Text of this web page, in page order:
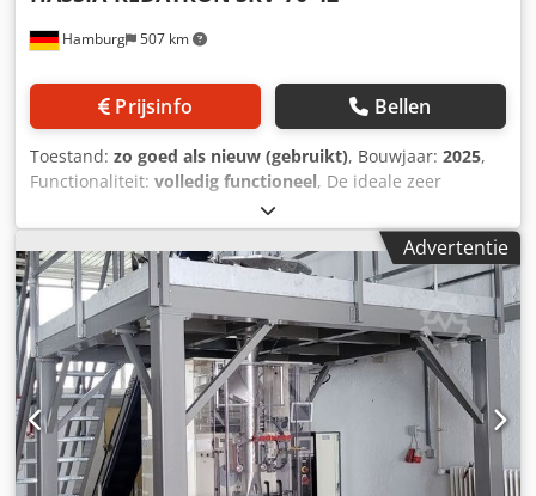
producten – ongeacht hun lengte – in één keer en zonder
transportband, waarbij het product tegelijkertijd in een
halfronde folie wordt geplaatst via een vormschouder. De
toevoerband is eenvoudig instelbaar voor verschillende
productbreedtes. Na het omwikkelen van het product met
folie, vindt het dwarslassen plaats met een continu
verwarmd lussysteem. Het langslassen wordt gerealiseerd
door een continue zijlasser. De hoogte van de
vormschouder en de lasapparatuur is handmatig
instelbaar. Het resterende foliestrip wordt op een folierol
opgevangen. Cjdpfx Apozn Up Toneha Indien gewenst
bieden wij u ook de installatie en het onderhoud aan voor
deze machine of machines van andere fabrikanten.
Tussentijdse verkoop voorbehouden. De prijs is EXW. Voor
technische gegevens geldt geen garantie.
Hamburg 507 km
Prijsinfo Bellen
Toestand: zo goed als nieuw (gebruikt), Bouwjaar: 2025,
Functionaliteit: volledig functioneel, De ideale zeer
flexibele verpakkingsmachine (volume tot 60 liter).
Topconditie en kan direct starten. Cjdex I D Tkopfx Apnsha
Impulssealen voor PE folies, op aanvraag ook heatsealen
voor OPP folies. Zakbreedtes tot 420mm (optioneel 550mm)
en zaklengtes tot 800mm. Machine is in zeer goede staat.
Bediening via touchscreen bedieningsterminal met
receptenbeheer. We helpen graag met de inbedrijfstelling
indien nodig. We kunnen ook de levering van
reserveonderdelen op lange termijn garanderen en
leveren formaatsets enz. voor alle zakvormen. (bijv.
conversie voor blokbodemzakken kan zonder problemen
worden gerealiseerd) Ook verkrijgbaar in roestvrij staal
Advertentie